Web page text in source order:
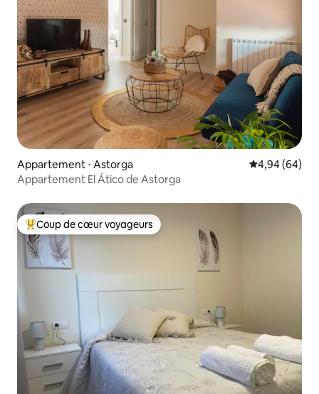
Appartement ⋅ Astorga Évaluation
4,94 (64)
Appartement El Ático de Astorga
Coups de cœur voyageurs les plus appréciés
Coup de cœur voyageurs